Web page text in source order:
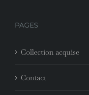
PAGES
Collection acquise
Contact